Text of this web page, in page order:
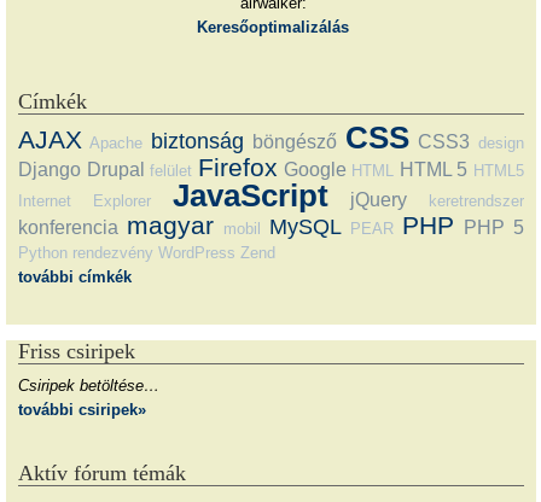
Keresőoptimalizálás
Címkék
AJAX Apache biztonság böngésző CSS CSS3 design
Django Drupal felület Firefox Google HTML HTML 5 HTML5
Internet Explorer
JavaScript jQuery keretrendszer
konferencia magyar mobil MySQL PEAR PHP PHP 5
Python rendezvény WordPress Zend
további címkék
Friss csiripek
Csiripek betöltése…
további csiripek»
Aktív fórum témák